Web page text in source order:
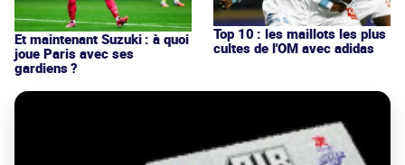
Et maintenant Suzuki : à quoi
joue Paris avec ses
gardiens ?
Top 10 : les maillots les plus
cultes de l'OM avec adidas